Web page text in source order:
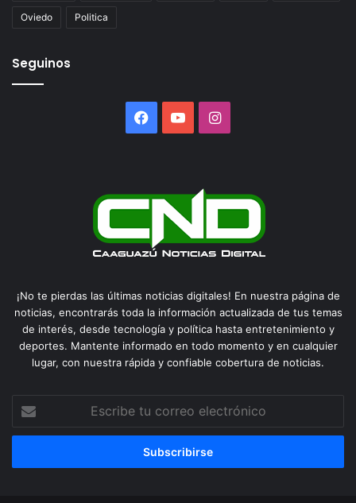
Oviedo Politica
Seguinos
Facebook
YouTubeInstagram
¡No te pierdas las últimas noticias digitales! En nuestra página de
noticias, encontrarás toda la información actualizada de tus temas
de interés, desde tecnología y política hasta entretenimiento y
deportes. Mantente informado en todo momento y en cualquier
lugar, con nuestra rápida y confiable cobertura de noticias.
correo